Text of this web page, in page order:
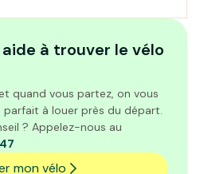
à trouver le vélo
quand vous partez, on vous
parfait à louer près du départ.
? Appelez-nous au
mon vélo